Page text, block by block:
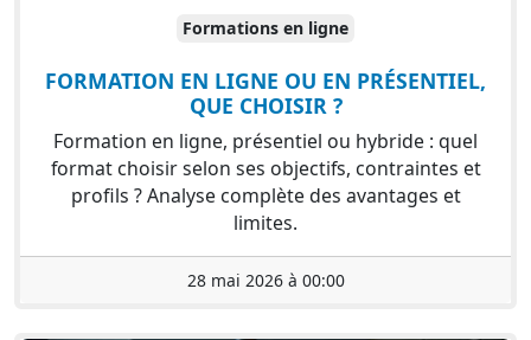
Formations en ligne
FORMATION EN LIGNE OU EN PRÉSENTIEL,
QUE CHOISIR ?
Formation en ligne, présentiel ou hybride : quel
format choisir selon ses objectifs, contraintes et
profils ? Analyse complète des avantages et
limites.
28 mai 2026 à 00:00